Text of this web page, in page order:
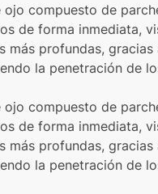
compuesto de
de forma inmediata,
profundas,
la penetración de
compuesto de
de forma inmediata,
profundas,
la penetración de